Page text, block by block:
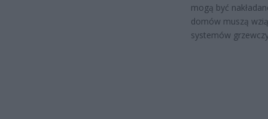
mogą być
domów muszą
systemów